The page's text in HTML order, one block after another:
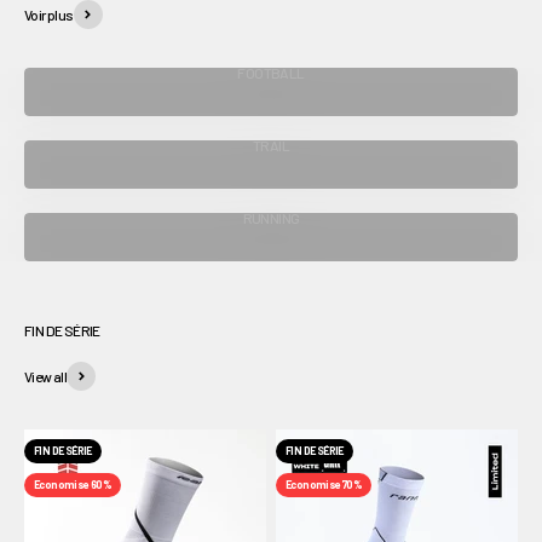
Voir plus
FOOTBALL
TRAIL
RUNNING
View all
FIN DE SÉRIE
Economise 60%
FIN DE SÉRIE
Economise 70%